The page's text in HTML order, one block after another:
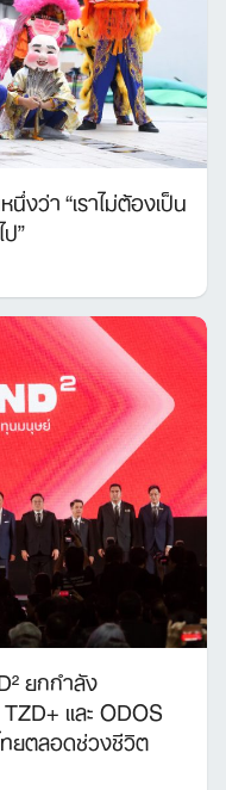
งว่า “เราไม่ต้องเป็น
”
ยกกำลัง
และ ODOS
ยตลอดช่วงชีวิต